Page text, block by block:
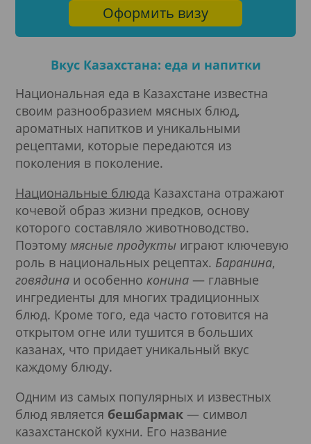
Оформить визу
Вкус Казахстана: еда и напитки
Национальная еда в Казахстане известна
своим разнообразием мясных блюд,
ароматных напитков и уникальными
рецептами, которые передаются из
поколения в поколение.
Национальные блюда Казахстана отражают
кочевой образ жизни предков, основу
которого составляло животноводство.
Поэтому мясные продукты играют ключевую
роль в национальных рецептах. Баранина,
говядина и особенно конина — главные
ингредиенты для многих традиционных
блюд. Кроме того, еда часто готовится на
открытом огне или тушится в больших
казанах, что придает уникальный вкус
каждому блюду.
Одним из самых популярных и известных
блюд является бешбармак — символ
казахстанской кухни. Его название